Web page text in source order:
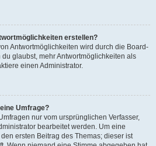
erstellen?
Antwortmöglichkeiten wird durch die Board-
glaubst, mehr Antwortmöglichkeiten als
einen Administrator.
Umfrage?
nur vom ursprünglichen Verfasser,
bearbeitet werden. Um eine
ersten Beitrag des Themas; dieser ist